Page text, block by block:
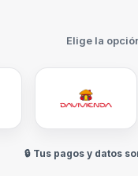
Elige la
🔒 Tus pagos y datos